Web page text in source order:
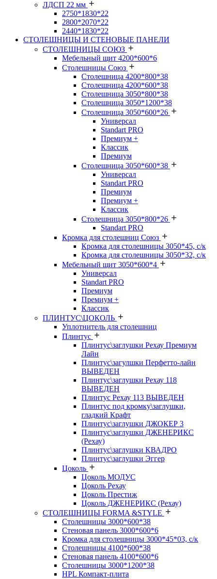
ЛДСП 22 мм
2750*1830*22
2800*2070*22
2440*1830*22
СТОЛЕШНИЦЫ И СТЕНОВЫЕ ПАНЕЛИ
СТОЛЕШНИЦЫ СОЮЗ
Мебельный щит 4200*600*6
Столешницы Союз
Столешница 4200*800*38
Столешница 4200*600*38
Столешница 3050*800*38
Столешница 3050*1200*38
Столешница 3050*600*26
Универсал
Standart PRO
Премиум +
Классик
Премиум
Столешница 3050*600*38
Универсал
Standart PRO
Премиум
Премиум +
Классик
Столешница 3050*800*26
Standart PRO
Кромка для столешниц Союз
Кромка для столешницы 3050*45, с/к
Кромка для столешницы 3050*32, с/к
Мебельный щит 3050*600*4
Универсал
Standart PRO
Премиум
Премиум +
Классик
ПЛИНТУС\ЦОКОЛЬ
Уплотнитель для столешниц
Плинтус
Плинтус\заглушки Рехау Премиум
Лайн
Плинтус\загулшки Перфетто-лайн
ВЫВЕДЕН
Плинтус\заглушки Рехау 118
ВЫВЕДЕН
Плинтус Рехау 113 ВЫВЕДЕН
Плинтус под кромку\заглушки,
гладкий Крафт
Плинтус\заглушки ДЖОКЕР 3
Плинтус\заглушки ДЖЕНЕРИКС
(Рехау)
Плинтус\заглушки КВАДРО
Плинтус\заглушки Эггер
Цоколь
Цоколь МОДУС
Цоколь Рехау
Цоколь Престиж
Цоколь ДЖЕНЕРИКС (Рехау)
СТОЛЕШНИЦЫ FORMA &STYLE
Столешницы 3000*600*38
Стеновая панель 3000*600*6
Кромка для столешницы 3000*45*03, с/к
Столешницы 4100*600*38
Стеновая панель 4100*600*6
Столешницы 3000*1200*38
HPL Компакт-плита